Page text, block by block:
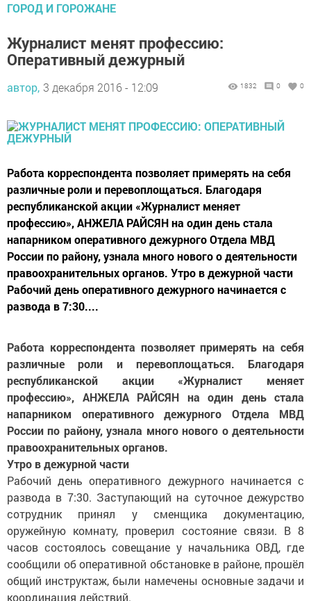
ГОРОД И ГОРОЖАНЕ
Журналист менят профессию:
Оперативный дежурный
автор, 3 декабря 2016 - 12:09 1832 0 0
Работа корреспондента позволяет примерять на себя
различные роли и перевоплощаться. Благодаря
республиканской акции «Журналист меняет
профессию», АНЖЕЛА РАЙСЯН на один день стала
напарником оперативного дежурного Отдела МВД
России по району, узнала много нового о деятельности
правоохранительных органов. Утро в дежурной части
Рабочий день оперативного дежурного начинается с
развода в 7:30....
Работа корреспондента позволяет примерять на себя
различные роли и перевоплощаться. Благодаря
республиканской акции «Журналист меняет
профессию», АНЖЕЛА РАЙСЯН на один день стала
напарником оперативного дежурного Отдела МВД
России по району, узнала много нового о деятельности
правоохранительных органов.
Утро в дежурной части
Рабочий день оперативного дежурного начинается с
развода в 7:30. Заступающий на суточное дежурство
сотрудник принял у сменщика документацию,
оружейную комнату, проверил состояние связи. В 8
часов состоялось совещание у начальника ОВД, где
сообщили об оперативной обстановке в районе, прошёл
общий инструктаж, были намечены основные задачи и
координация действий.